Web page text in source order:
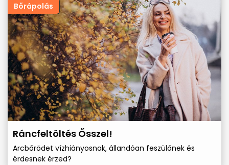
Bőrápolás
Ráncfeltöltés Ősszel!
Arcbőrödet vízhiányosnak, állandóan feszülőnek és
érdesnek érzed?